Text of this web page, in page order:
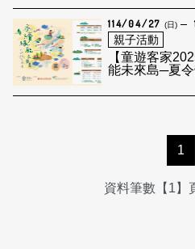
114/04/27 (日)
親子活動
【童遊客家
能未來島─夏令
1
資料筆數【1】